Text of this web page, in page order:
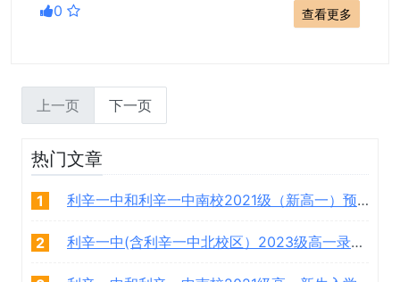
0
查看更多
上一页 下一页
热门文章
1 利辛一中和利辛一中南校2021级（新高一）预录取学生名单
2 利辛一中(含利辛一中北校区）2023级高一录取学生名单